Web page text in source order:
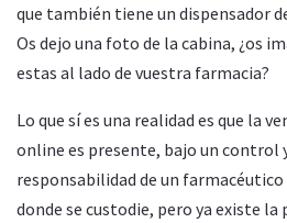
que también tiene un dispensador
Os dejo una foto de la cabina, ¿os
estas al lado de vuestra farmacia?
Lo que sí es una realidad es que la
online es presente, bajo un control
responsabilidad de un
donde se custodie, pero ya existe la